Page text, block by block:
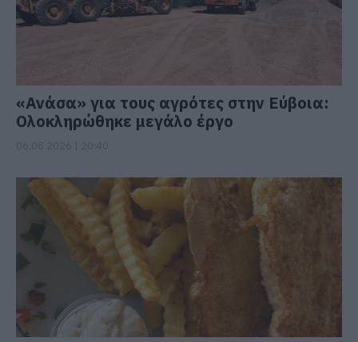
«Ανάσα» για τους αγρότες στην Εύβοια:
Ολοκληρώθηκε μεγάλο έργο